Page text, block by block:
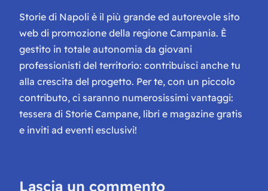
Storie di Napoli è il più grande ed autorevole sito
web di promozione della regione Campania. È
gestito in totale autonomia da giovani
professionisti del territorio: contribuisci anche tu
alla crescita del progetto. Per te, con un piccolo
contributo, ci saranno numerosissimi vantaggi:
tessera di Storie Campane, libri e magazine gratis
e inviti ad eventi esclusivi!
Lascia un commento